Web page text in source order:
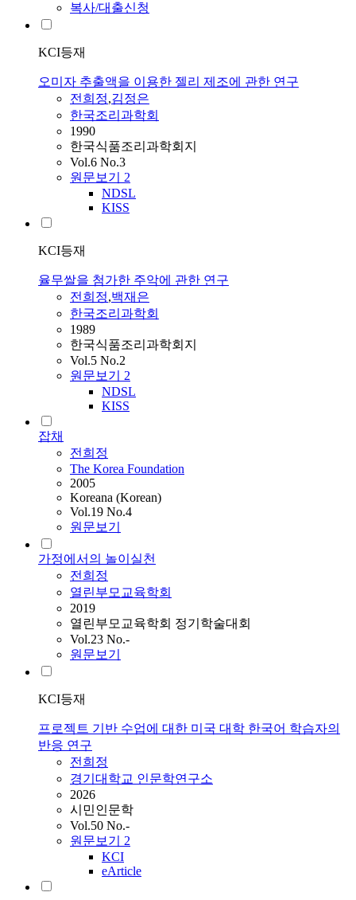
복사/대출신청
KCI등재
오미자 추출액을 이용한 젤리 제조에 관한 연구
전희정,김정은
한국조리과학회
1990
한국식품조리과학회지
Vol.6 No.3
원문보기 2
NDSL
KISS
KCI등재
율무쌀을 첨가한 주악에 관한 연구
전희정,백재은
한국조리과학회
1989
한국식품조리과학회지
Vol.5 No.2
원문보기 2
NDSL
KISS
잡채
전희정
The Korea Foundation
2005
Koreana (Korean)
Vol.19 No.4
원문보기
가정에서의 놀이실천
전희정
열린부모교육학회
2019
열린부모교육학회 정기학술대회
Vol.23 No.-
원문보기
KCI등재
프로젝트 기반 수업에 대한 미국 대학 한국어 학습자의
반응 연구
전희정
경기대학교 인문학연구소
2026
시민인문학
Vol.50 No.-
원문보기 2
KCI
eArticle